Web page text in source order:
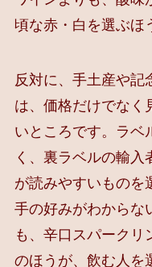
頃な赤・白を選ぶほ
反対に、手土産や記
は、価格だけでなく
いところです。ラベ
く、裏ラベルの輸入
が読みやすいものを
手の好みがわからな
も、辛口スパークリ
のほうが、飲む人を